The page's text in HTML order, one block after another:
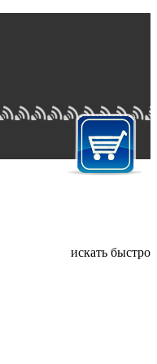
искать быстро